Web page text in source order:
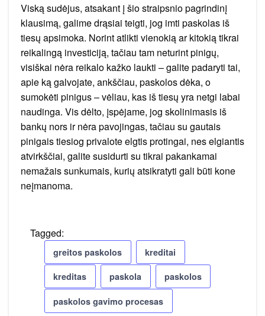
Viską sudėjus, atsakant į šio straipsnio pagrindinį
klausimą, galime drąsiai teigti, jog imti paskolas iš
tiesų apsimoka. Norint atlikti vienokią ar kitokią tikrai
reikalingą investiciją, tačiau tam neturint pinigų,
visiškai nėra reikalo kažko laukti – galite padaryti tai,
apie ką galvojate, ankščiau, paskolos dėka, o
sumokėti pinigus – vėliau, kas iš tiesų yra netgi labai
naudinga. Vis dėlto, įspėjame, jog skolinimasis iš
bankų nors ir nėra pavojingas, tačiau su gautais
pinigais tiesiog privalote elgtis protingai, nes elgiantis
atvirkščiai, galite susidurti su tikrai pakankamai
nemažais sunkumais, kurių atsikratyti gali būti kone
neįmanoma.
Tagged:
greitos paskolos kreditai
kreditas paskola paskolos
paskolos gavimo procesas